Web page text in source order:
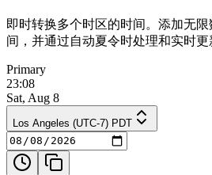
即时转换多个时区的时间。添加无
间，并通过自动夏令时处理和实时更
Primary
23:08
Sat, Aug 8
Los Angeles (UTC-7) PDT